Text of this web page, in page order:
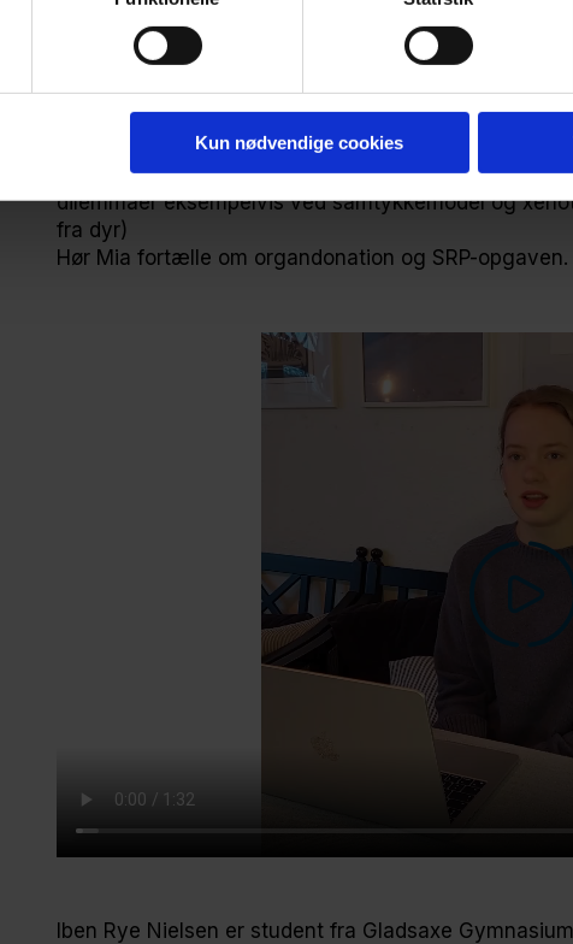
Kun nødvendige cookies
Mia Juel Jensen er student fra Sct. Knuds
klassen med organdonation og iBogenNår død giver
Det var et populært emne med mange
Da det blev tid at vælge emne til SRP, valgte flere
skrive om organdonation i fagene Biologi A og
dilemmaer eksempelvis ved samtykkemodel og
fra dyr)
Hør Mia fortælle om organdonation og SRP-opgaven.
Iben Rye Nielsen er student fra Gladsaxe